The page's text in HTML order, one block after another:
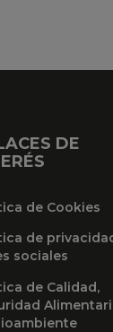
DE
de Cookies
de
sociales
de Calidad,